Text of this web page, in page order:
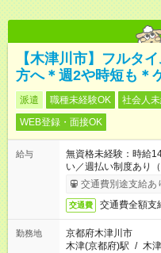
【木津川市】フルタ
方へ＊週2や時短も＊
派遣 職種未経験OK 社会人
WEB登録・面接OK
給与
無資格未経験：時
い／週払い制度あり
完了次第のお支払い
交通費別途支給あ
交通費 交通費全額
勤務地
京都府木津川市
木津(京都府)駅 / 木